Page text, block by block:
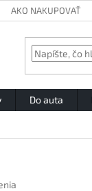
AKO NAKUPOVAŤ
Do auta